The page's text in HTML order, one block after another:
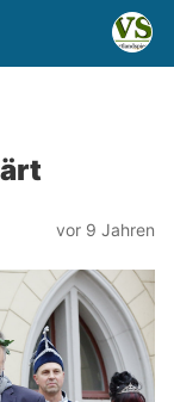
vor 9 Jahren